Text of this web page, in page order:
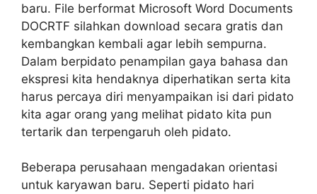
baru. File berformat Microsoft Word Documents
DOCRTF silahkan download secara gratis dan
kembangkan kembali agar lebih sempurna.
Dalam berpidato penampilan gaya bahasa dan
ekspresi kita hendaknya diperhatikan serta kita
harus percaya diri menyampaikan isi dari pidato
kita agar orang yang melihat pidato kita pun
tertarik dan terpengaruh oleh pidato.
Beberapa perusahaan mengadakan orientasi
untuk karyawan baru. Seperti pidato hari